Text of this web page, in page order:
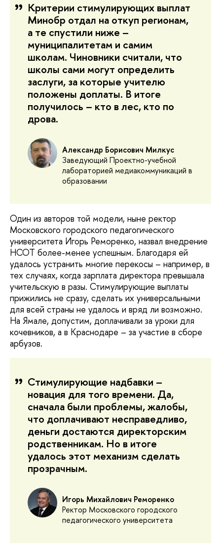
Критерии стимулирующих выплат
Минобр отдал на откуп регионам,
а те спустили ниже –
муниципалитетам и самим
школам. Чиновники считали, что
школы сами могут определить
заслуги, за которые учителю
положены доплаты. В итоге
получилось – кто в лес, кто по
дрова.
Александр Борисович Милкус
Заведующий Проектно-учебной
лабораторией медиакоммуникаций в
образовании
Один из авторов той модели, ныне ректор
Московского городского педагогического
университета Игорь Реморенко, назвал внедрение
НСОТ более-менее успешным. Благодаря ей
удалось устранить многие перекосы – например, в
тех случаях, когда зарплата директора превышала
учительскую в разы. Стимулирующие выплаты
прижились не сразу, сделать их универсальными
для всей страны не удалось и вряд ли возможно.
На Ямале, допустим, доплачивали за уроки для
кочевников, а в Краснодаре – за участие в сборе
арбузов.
Стимулирующие надбавки –
новация для того времени. Да,
сначала были проблемы, жалобы,
что доплачивают несправедливо,
деньги достаются директорским
родственникам. Но в итоге
удалось этот механизм сделать
прозрачным.
Игорь Михайлович Реморенко
Ректор Московского городского
педагогического университета